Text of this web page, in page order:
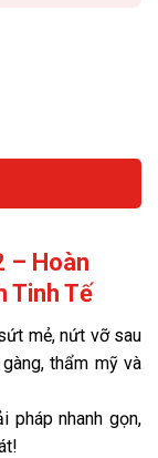
– Hoàn
Tinh Tế
mẻ, nứt vỡ sau
thẩm mỹ và
pháp nhanh gọn,